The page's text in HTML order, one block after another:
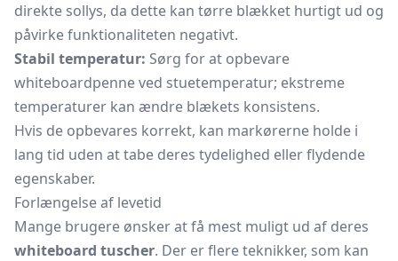
direkte sollys, da dette kan tørre blækket hurtigt ud og
påvirke funktionaliteten negativt.
Stabil temperatur: Sørg for at opbevare
whiteboardpenne ved stuetemperatur; ekstreme
temperaturer kan ændre blækets konsistens.
Hvis de opbevares korrekt, kan markørerne holde i
lang tid uden at tabe deres tydelighed eller flydende
egenskaber.
Forlængelse af levetid
Mange brugere ønsker at få mest muligt ud af deres
whiteboard tuscher. Der er flere teknikker, som kan